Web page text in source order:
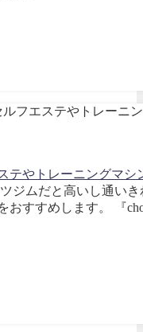
テやトレーニングマシ
ジムだと高いし通い
おすすめします。